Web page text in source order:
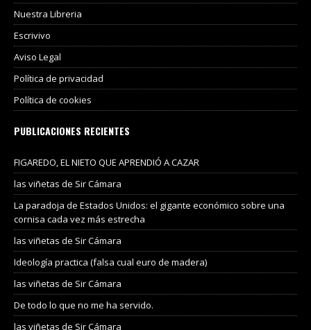
Nuestra Libreria
Escrivivo
Aviso Legal
Política de privacidad
Política de cookies
PUBLICACIONES RECIENTES
FIGAREDO, EL NIETO QUE APRENDIÓ A CAZAR
las viñetas de Sir Cámara
La paradoja de Estados Unidos: el gigante económico sobre una
cornisa cada vez más estrecha
las viñetas de Sir Cámara
Ideología practica (falsa cual euro de madera)
las viñetas de Sir Cámara
De todo lo que no me ha servido.
las viñetas de Sir Cámara